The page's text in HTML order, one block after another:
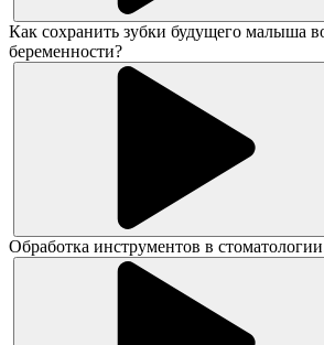
Как сохранить зубки будущего малыша
беременности?
Обработка инструментов в